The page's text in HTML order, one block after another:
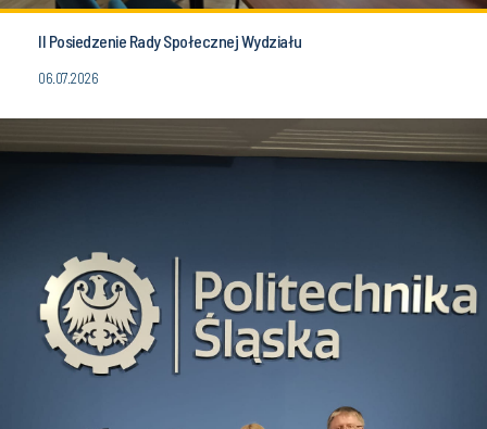
II Posiedzenie Rady Społecznej Wydziału
06.07.2026